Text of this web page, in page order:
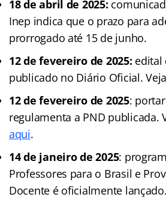
18 de abril de 2025:
Inep indica que o prazo para
prorrogado até 15 de junho.
12 de fevereiro de 2025: edital
publicado no Diário Oficial.
12 de fevereiro de 2025:
regulamenta a PND publicada.
aqui.
14 de janeiro de 2025:
Professores para o Brasil e
Docente é oficialmente lançado.